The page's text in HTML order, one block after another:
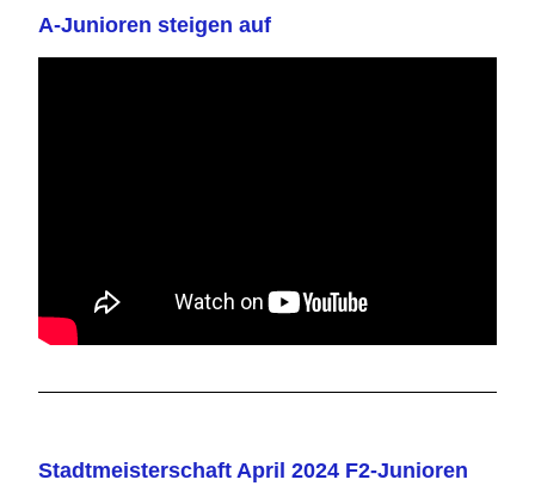
A-Junioren steigen auf
Stadtmeisterschaft April 2024 F2-Junioren